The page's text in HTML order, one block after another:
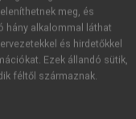
a kölcsönvevő
használta,
dolog
az árut
kölcsönvevő
meg, és
hány alkalommal láthat
és hirdetőkkel
Ezek állandó sütik,
féltől származnak.